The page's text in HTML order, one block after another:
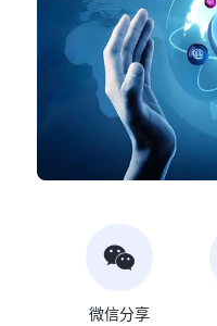
微信分享